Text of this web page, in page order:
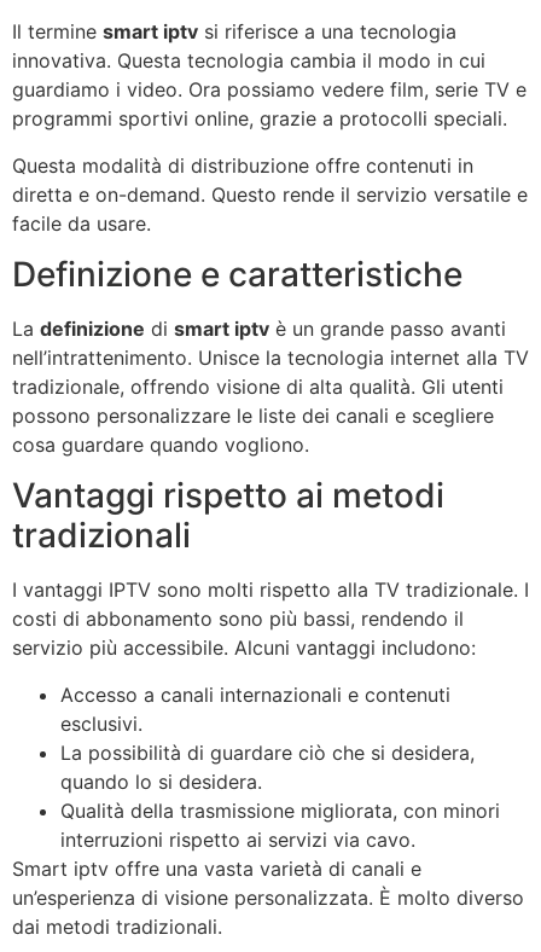
Il termine smart iptv si riferisce a una tecnologia
innovativa. Questa tecnologia cambia il modo in cui
guardiamo i video. Ora possiamo vedere film, serie TV e
programmi sportivi online, grazie a protocolli speciali.
Questa modalità di distribuzione offre contenuti in
diretta e on-demand. Questo rende il servizio versatile e
facile da usare.
Definizione e caratteristiche
La definizione di smart iptv è un grande passo avanti
nell’intrattenimento. Unisce la tecnologia internet alla TV
tradizionale, offrendo visione di alta qualità. Gli utenti
possono personalizzare le liste dei canali e scegliere
cosa guardare quando vogliono.
Vantaggi rispetto ai metodi
tradizionali
I vantaggi IPTV sono molti rispetto alla TV tradizionale. I
costi di abbonamento sono più bassi, rendendo il
servizio più accessibile. Alcuni vantaggi includono:
Accesso a canali internazionali e contenuti
esclusivi.
La possibilità di guardare ciò che si desidera,
quando lo si desidera.
Qualità della trasmissione migliorata, con minori
interruzioni rispetto ai servizi via cavo.
Smart iptv offre una vasta varietà di canali e
un’esperienza di visione personalizzata. È molto diverso
dai metodi tradizionali.